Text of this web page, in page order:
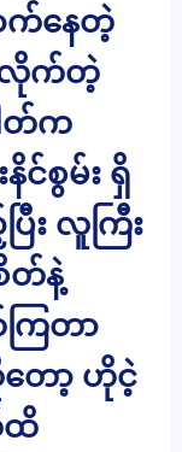
က်နေတဲ့
လိုက်တဲ့
ါတ်က
င်စွမ်း ရှိ
း လူကြီး
တ်နဲ့
ကြတာ
တော့ ဟိုငဲ့
ထိ